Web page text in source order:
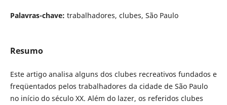
Palavras-chave: trabalhadores, clubes, São Paulo
Resumo
Este artigo analisa alguns dos clubes recreativos fundados e
freqüentados pelos trabalhadores da cidade de São Paulo
no início do século XX. Além do lazer, os referidos clubes